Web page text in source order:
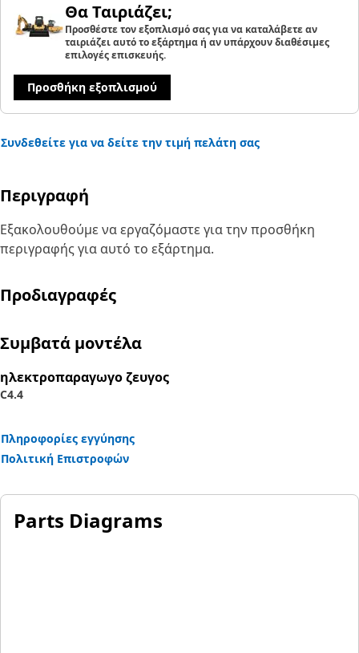
Θα Ταιριάζει;
Προσθέστε τον εξοπλισμό σας για να καταλάβετε αν
ταιριάζει αυτό το εξάρτημα ή αν υπάρχουν διαθέσιμες
επιλογές επισκευής.
Προσθήκη εξοπλισμού
Συνδεθείτε για να δείτε την τιμή πελάτη σας
Περιγραφή
Εξακολουθούμε να εργαζόμαστε για την προσθήκη
περιγραφής για αυτό το εξάρτημα.
Προδιαγραφές
Συμβατά μοντέλα
ηλεκτροπαραγωγο ζευγος
C4.4
Πληροφορίες εγγύησης
Πολιτική Επιστροφών
Parts Diagrams